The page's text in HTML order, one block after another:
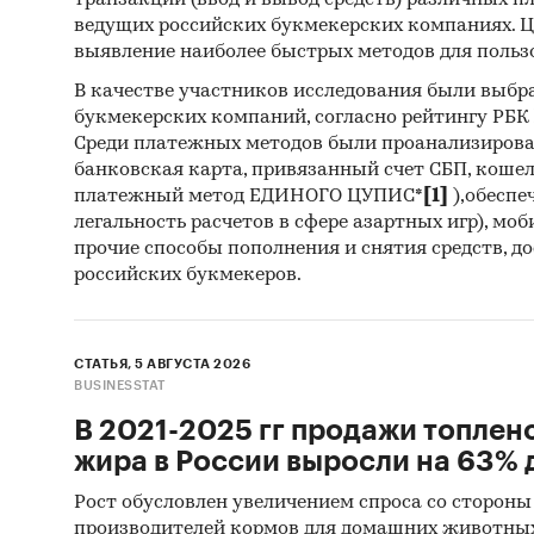
Отчет
ведущих российских букмекерских компаниях.
выявление наиболее быстрых методов для
В качестве участников исследования были
букмекерских компаний, согласно рейтингу
Среди платежных методов были
банковская карта, привязанный счет СБП,
платежный метод ЕДИНОГО ЦУПИС* [1]
легальность расчетов в сфере азартных игр),
прочие способы пополнения и снятия средств,
российских букмекеров.
СТАТЬЯ, 5 АВГУСТА 2026
BUSINESSTAT
В 2021-2025 гг продажи
жира в России выросли на 63%
Рост обусловлен увеличением спроса со
производителей кормов для домашних